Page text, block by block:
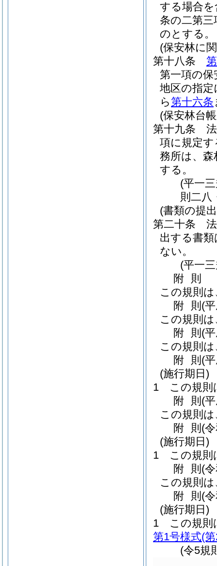
する場合
条の二第
のとする。
(保安林に
第十八条
第一項の
地区の指
ら第十六条
(保安林台
第十九条
項に規定
務所は、森
する。
(平一
則二八
(書類の提
第二十条
出する書
ない。
(平一
附 則
この規則
附 則 (
この規則
附 則 (
この規則
附 則 (
(施行期日)
1
この規則
附 則 (
この規則
附 則 (
(施行期日)
1
この規則
附 則 (
この規則
附 則 (
(施行期日)
1
この規則
第1号様式(
(令5規